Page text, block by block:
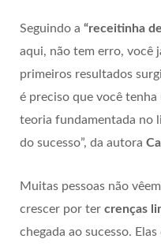
Seguindo a “receitinha
aqui, não tem erro, você
primeiros resultados
é preciso que você tenha
teoria fundamentada no
do sucesso”, da autora
Muitas pessoas não
crescer por ter crenças
chegada ao sucesso.